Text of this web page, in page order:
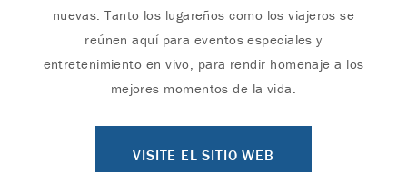
nuevas. Tanto los lugareños como los viajeros se
reúnen aquí para eventos especiales y
entretenimiento en vivo, para rendir homenaje a los
mejores momentos de la vida.
VISITE EL SITIO WEB